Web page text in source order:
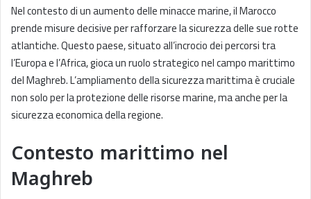
Nel contesto di un aumento delle minacce marine, il Marocco
prende misure decisive per rafforzare la sicurezza delle sue rotte
atlantiche. Questo paese, situato all’incrocio dei percorsi tra
l’Europa e l’Africa, gioca un ruolo strategico nel campo marittimo
del Maghreb. L’ampliamento della sicurezza marittima è cruciale
non solo per la protezione delle risorse marine, ma anche per la
sicurezza economica della regione.
Contesto marittimo nel
Maghreb